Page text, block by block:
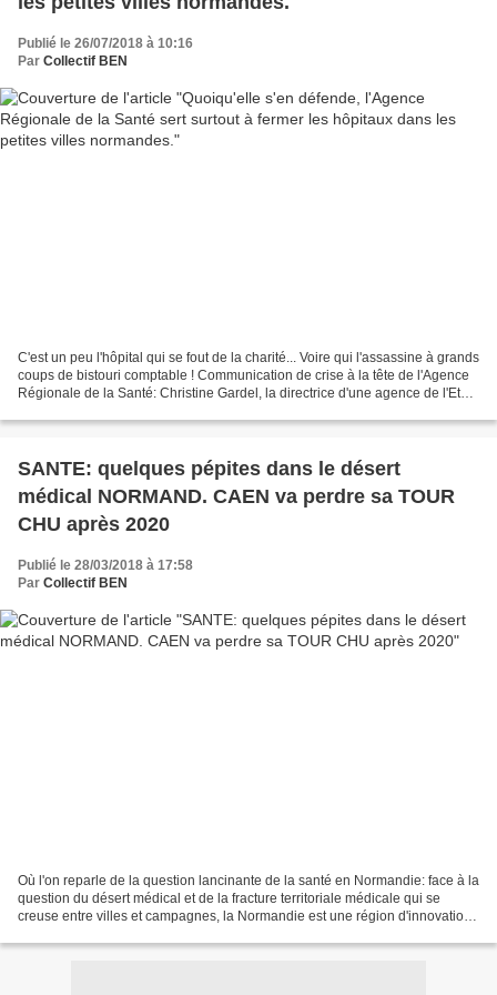
Publié le 26/07/2018 à 10:16
Par Collectif BEN
C'est un peu l'hôpital qui se fout de la charité... Voire qui l'assassine à grands
coups de bistouri comptable ! Communication de crise à la tête de l'Agence
Régionale de la Santé: Christine Gardel, la directrice d'une agence de l'Etat
SANTE: quelques pépites dans le désert
médical NORMAND. CAEN va perdre sa TOUR
CHU après 2020
Publié le 28/03/2018 à 17:58
Par Collectif BEN
Où l'on reparle de la question lancinante de la santé en Normandie: face à la
question du désert médical et de la fracture territoriale médicale qui se
creuse entre villes et campagnes, la Normandie est une région d'innovations